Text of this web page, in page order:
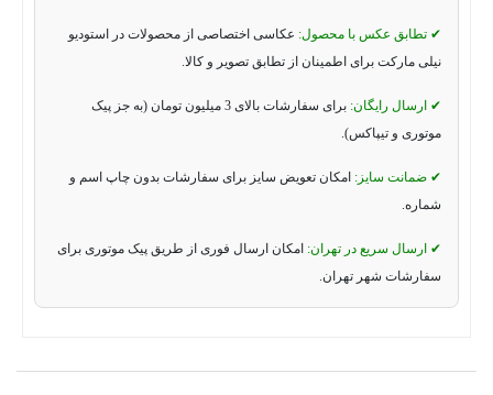
✔ تطابق عکس با محصول: عکاسی اختصاصی از محصولات در استودیو
نیلی مارکت برای اطمینان از تطابق تصویر و کالا.
✔ ارسال رایگان:
برای سفارشات بالای 3 میلیون تومان (به جز پیک
موتوری و تیپاکس).
✔ ضمانت سایز: امکان تعویض سایز برای سفارشات بدون چاپ اسم و
شماره.
✔ ارسال سریع در تهران: امکان ارسال فوری از طریق پیک موتوری برای
سفارشات شهر تهران.